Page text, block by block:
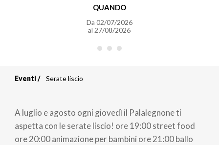
QUANDO
Da 02/07/2026
al 27/08/2026
di
pane
Eventi Serate liscio
A luglio e agosto ogni giovedì il Palalegnone ti
aspetta con le serate liscio! ore 19:00 street food
ore 20:00 animazione per bambini ore 21:00 ballo